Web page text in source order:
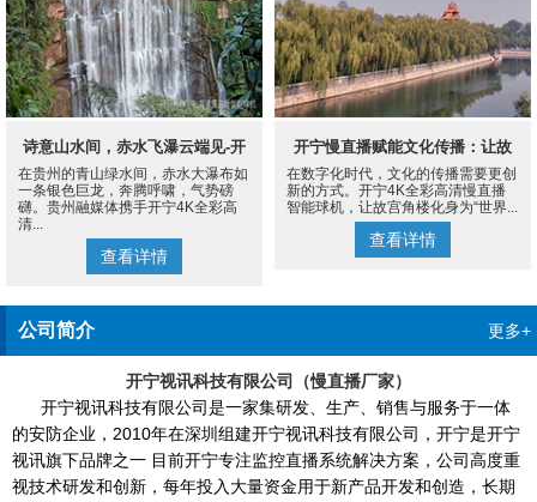
诗意山水间，赤水飞瀑云端见-开
宁4K慢直播摄像机
在贵州的青山绿水间，赤水大瀑布如
一条银色巨龙，奔腾呼啸，气势磅
礴。贵州融媒体携手开宁4K全彩高
清...
查看详情
开宁慢直播赋能文化传播：让故
宫角楼成为世界的文化客厅
在数字化时代，文化的传播需要更创
新的方式。开宁4K全彩高清慢直播
智能球机，让故宫角楼化身为“世界...
查看详情
公司简介 更多+
开宁视讯科技有限公司（慢直播厂家）
开宁视讯科技有限公司是一家集研发、生产、销售与服务于一体
的安防企业，2010年在深圳组建开宁视讯科技有限公司，开宁是开宁
视讯旗下品牌之一 目前开宁专注监控直播系统解决方案，公司高度重
视技术研发和创新，每年投入大量资金用于新产品开发和创造，长期